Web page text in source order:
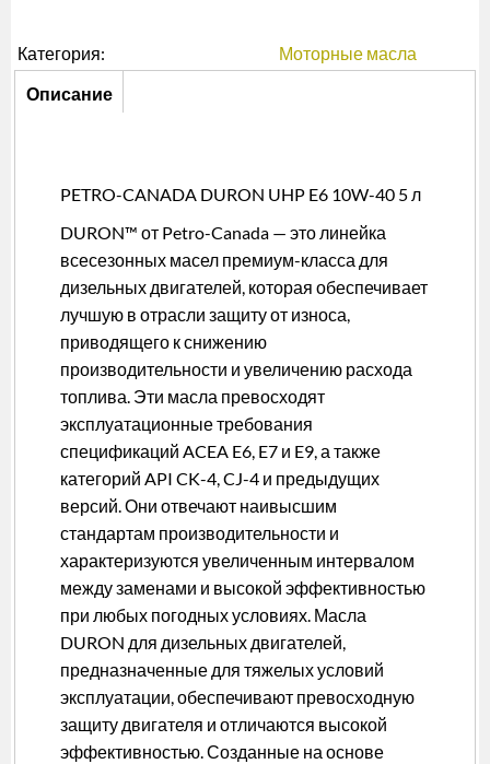
Категория: Моторные масла
Описание
Описание
PETRO-CANADA DURON UHP E6 10W-40 5 л
DURON™ от Petro-Canada — это линейка
всесезонных масел премиум-класса для
дизельных двигателей, которая обеспечивает
лучшую в отрасли защиту от износа,
приводящего к снижению
производительности и увеличению расхода
топлива. Эти масла превосходят
эксплуатационные требования
спецификаций ACEA E6, E7 и E9, а также
категорий API CK-4, CJ-4 и предыдущих
версий. Они отвечают наивысшим
стандартам производительности и
характеризуются увеличенным интервалом
между заменами и высокой эффективностью
при любых погодных условиях. Масла
DURON для дизельных двигателей,
предназначенные для тяжелых условий
эксплуатации, обеспечивают превосходную
защиту двигателя и отличаются высокой
эффективностью. Созданные на основе